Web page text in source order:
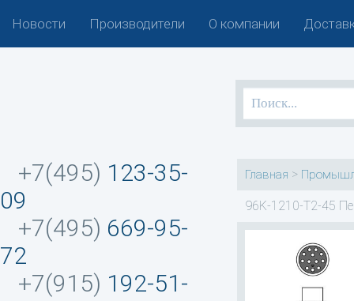
Новости Производители О компании
+7(495) 123-35-
09
+7(495) 669-95-
72
+7(915) 192-51-
Главная >
96K-1210-T2-45